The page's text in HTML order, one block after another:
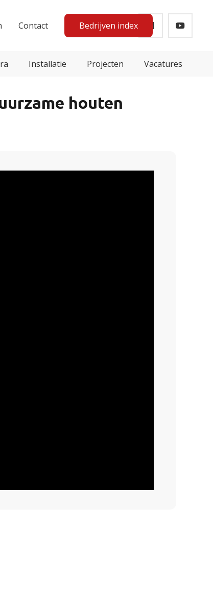
Contact Bedrijven index
Installatie Projecten Vacatures
houten